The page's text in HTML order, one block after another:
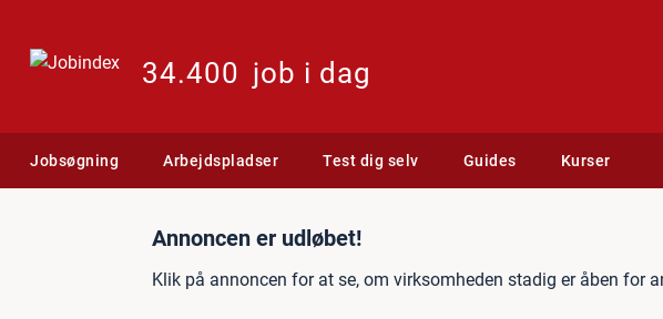
34.400 job i dag
Jobsøgning Arbejdspladser Test dig selv Guides Kurser
Jobannonce: Vil du være social-
Annoncen er udløbet!
Klik på annoncen for at se, om virksomheden stadig er åben for